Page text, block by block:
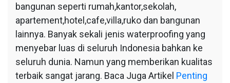
bangunan seperti rumah,kantor,sekolah,
apartement,hotel,cafe,villa,ruko dan bangunan
lainnya. Banyak sekali jenis waterproofing yang
menyebar luas di seluruh Indonesia bahkan ke
seluruh dunia. Namun yang memberikan kualitas
terbaik sangat jarang. Baca Juga Artikel Penting